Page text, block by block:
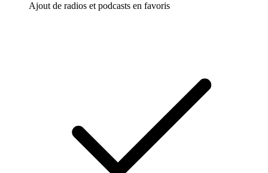
Ajout de radios et podcasts en favoris